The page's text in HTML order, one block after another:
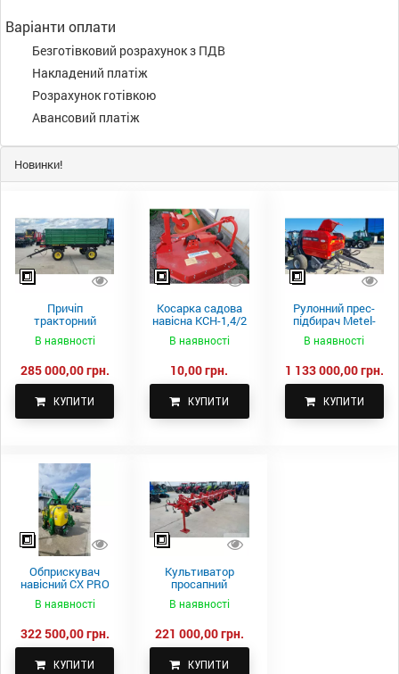
Варіанти оплати
Безготівковий розрахунок з ПДВ
Накладений платіж
Розрахунок готівкою
Авансовий платіж
Новинки!
Причіп
тракторний
самоскидний
Spike 2 ПТС-4
В наявності
285 000,00 грн.
КУПИТИ
Косарка садова
навісна КСН-1,4/2
В наявності
10,00 грн.
КУПИТИ
Рулонний прес-
підбирач Metel-
Fach Z 587
В наявності
1 133 000,00 грн.
КУПИТИ
Обприскувач
навісний CX PRO
В наявності
322 500,00 грн.
КУПИТИ
Культиватор
просапний
КПН-5,6-05
В наявності
221 000,00 грн.
КУПИТИ